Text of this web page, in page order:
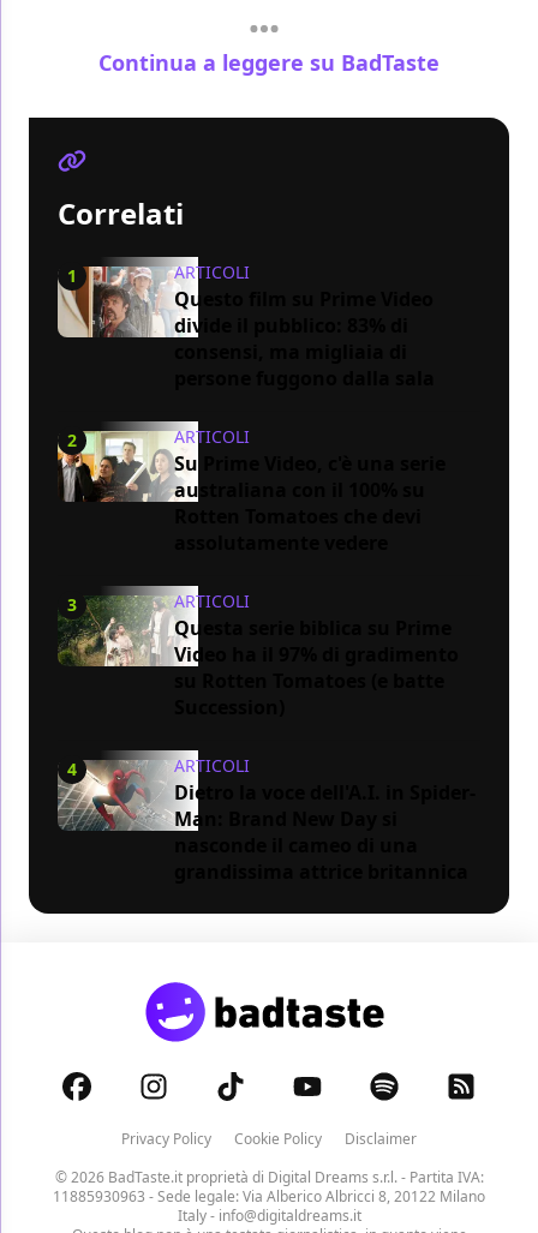
Continua a leggere su BadTaste
Correlati
1 ARTICOLI
Questo film su Prime Video
divide il pubblico: 83% di
2 ARTICOLI
Su Prime Video, c'è una serie
australiana con il 100% su
3 ARTICOLI
Questa serie biblica su Prime
Video ha il 97% di gradimento
4 ARTICOLI
Dietro la voce dell'A.I. in Spider-
Man: Brand New Day si
Privacy Policy Cookie Policy
Disclaimer
© 2026 BadTaste.it proprietà di Digital Dreams s.r.l.- Partita IVA:
11885930963 - Sede legale: Via Alberico Albricci 8, 20122 Milano
Italy - info@digitaldreams.it